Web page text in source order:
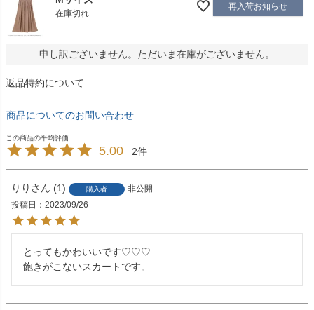
在庫切れ
再入荷お知らせ
申し訳ございません。ただいま在庫がございません。
返品特約について
商品についてのお問い合わせ
5.00 2
りり 1 購入者
非公開
投稿日
2023/09/26
とってもかわいいです♡♡♡
飽きがこないスカートです。